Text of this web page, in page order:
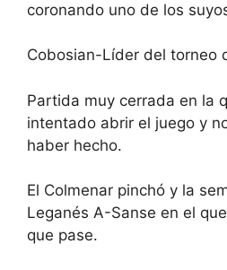
coronando uno de los
Cobosian-Líder del torneo
Partida muy cerrada en la
intentado abrir el juego y
haber hecho.
El Colmenar pinchó y la
Leganés A-Sanse en el
que pase.